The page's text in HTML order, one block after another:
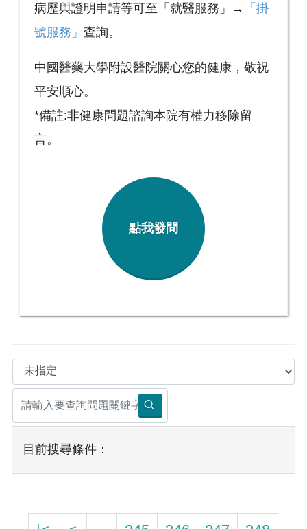
病歷與證明申請等可至「就醫服務」→
「掛
號服務」 查詢。
中國醫藥大學附設醫院關心您的健康，敬祝
平安順心。
*備註:非健康問題諮詢本院有權力移除留
言。
點我發問
目前搜尋條件：